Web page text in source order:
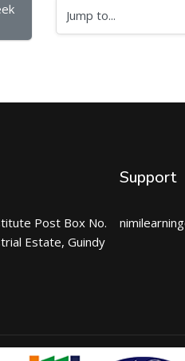
Jump to...
Post Box No.
Estate, Guindy
Support